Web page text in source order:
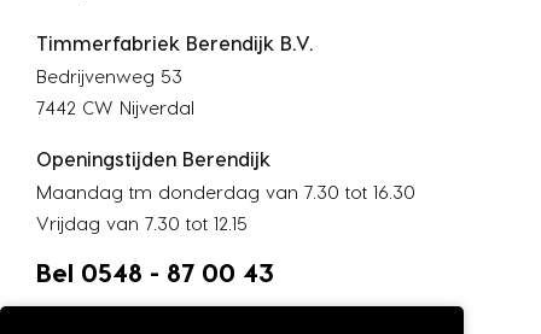
Timmerfabriek Berendijk B.V.
Bedrijvenweg 53
7442 CW Nijverdal
Openingstijden Berendijk
Maandag tm donderdag van 7.30 tot 16.30
Vrijdag van 7.30 tot 12.15
Bel 0548 - 87 00 43